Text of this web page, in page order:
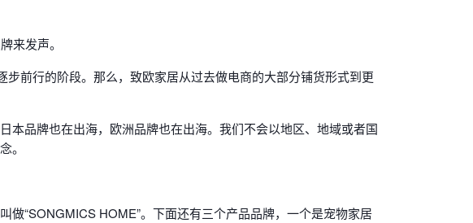
来发声。
前行的阶段。那么，致欧家居从过去做电商的大部分铺货形式到更
品牌也在出海，欧洲品牌也在出海。我们不会以地区、地域或者国
。
“SONGMICS HOME”。下面还有三个产品品牌，一个是宠物家居